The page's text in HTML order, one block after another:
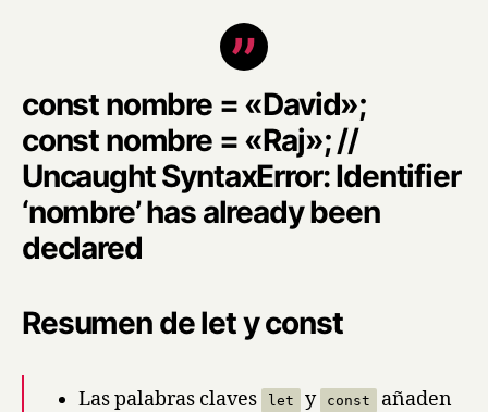
const nombre = «David»;
const nombre = «Raj»; //
Uncaught SyntaxError: Identifier
‘nombre’ has already been
declared
Resumen de let y const
Las palabras claves let y const
añaden